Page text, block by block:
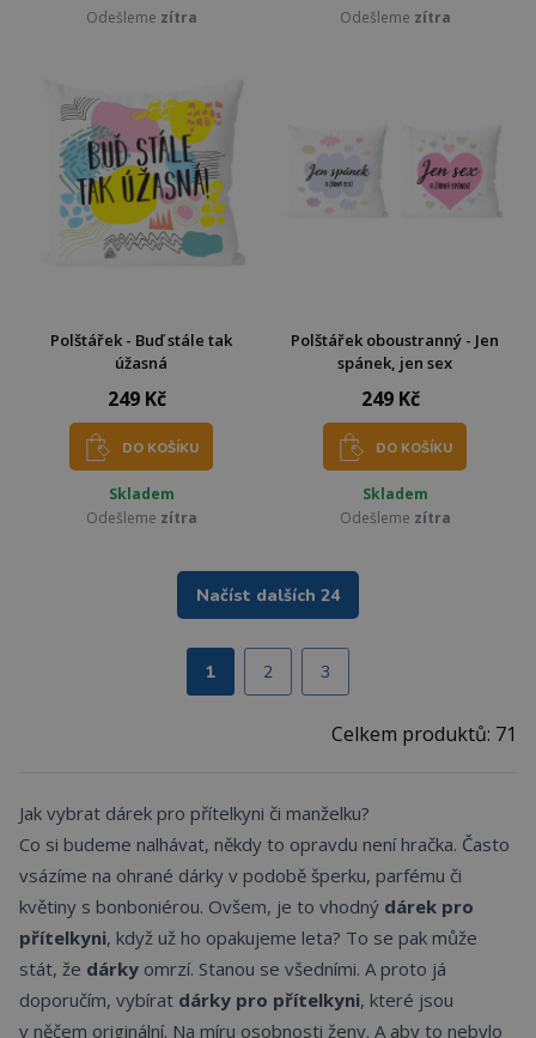
Odešleme zítra
Odešleme zítra
Polštářek - Buď stále tak
úžasná
249 Kč
DO KOŠÍKU
Skladem
Odešleme zítra
Polštářek oboustranný - Jen
spánek, jen sex
249 Kč
DO KOŠÍKU
Skladem
Odešleme zítra
Načíst dalších 24
1 2 3
Celkem produktů: 71
Jak vybrat dárek pro přítelkyni či manželku?
Co si budeme nalhávat, někdy to opravdu není hračka. Často
vsázíme na ohrané dárky v podobě šperku, parfému či
květiny s bonboniérou. Ovšem, je to vhodný dárek pro
přítelkyni, když už ho opakujeme leta? To se pak může
stát, že dárky omrzí. Stanou se všedními. A proto já
doporučím, vybírat dárky pro přítelkyni, které jsou
v něčem originální. Na míru osobnosti ženy. A aby to nebylo